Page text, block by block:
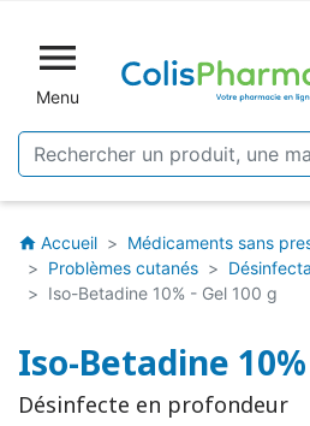

Menu
home Accueil
Médicaments sans
Problèmes cutanés
Iso-Betadine 10% - Gel 100 g
Iso-Betadine
Désinfecte en profondeur